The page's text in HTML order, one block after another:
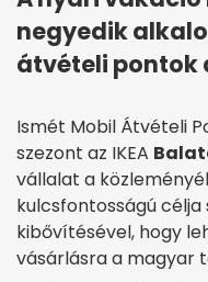
negyedik
átvételi pontok
Ismét Mobil Átvételi
szezont az IKEA
vállalat a
kulcsfontosságú
kibővítésével, hogy
vásárlásra a magyar